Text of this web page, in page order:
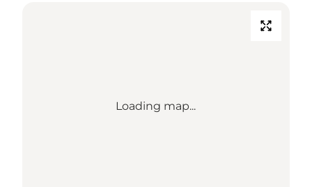
Loading map...